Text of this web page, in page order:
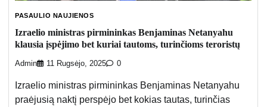
PASAULIO NAUJIENOS
Izraelio ministras pirmininkas Benjaminas Netanyahu
klausia įspėjimo bet kuriai tautoms, turinčioms teroristų
Admin 11 Rugsėjo, 2025 0
Izraelio ministras pirmininkas Benjaminas Netanyahu
praėjusią naktį perspėjo bet kokias tautas, turinčias